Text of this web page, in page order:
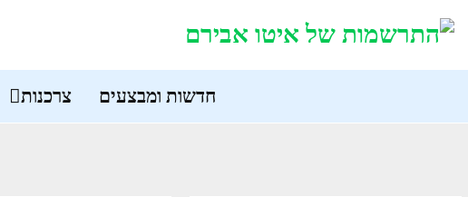
צרכנות חדשות ומבצעים